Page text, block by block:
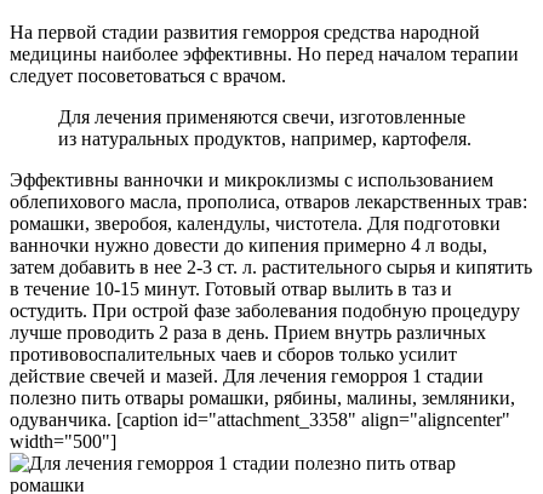
На первой стадии развития геморроя средства народной
медицины наиболее эффективны. Но перед началом терапии
следует посоветоваться с врачом.
Для лечения применяются свечи, изготовленные
из натуральных продуктов, например, картофеля.
Эффективны ванночки и микроклизмы с использованием
облепихового масла, прополиса, отваров лекарственных трав:
ромашки, зверобоя, календулы, чистотела. Для подготовки
ванночки нужно довести до кипения примерно 4 л воды,
затем добавить в нее 2-3 ст. л. растительного сырья и кипятить
в течение 10-15 минут. Готовый отвар вылить в таз и
остудить. При острой фазе заболевания подобную процедуру
лучше проводить 2 раза в день. Прием внутрь различных
противовоспалительных чаев и сборов только усилит
действие свечей и мазей. Для лечения геморроя 1 стадии
полезно пить отвары ромашки, рябины, малины, земляники,
одуванчика. [caption id="attachment_3358" align="aligncenter"
width="500"]